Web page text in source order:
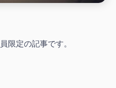
定の記事です。